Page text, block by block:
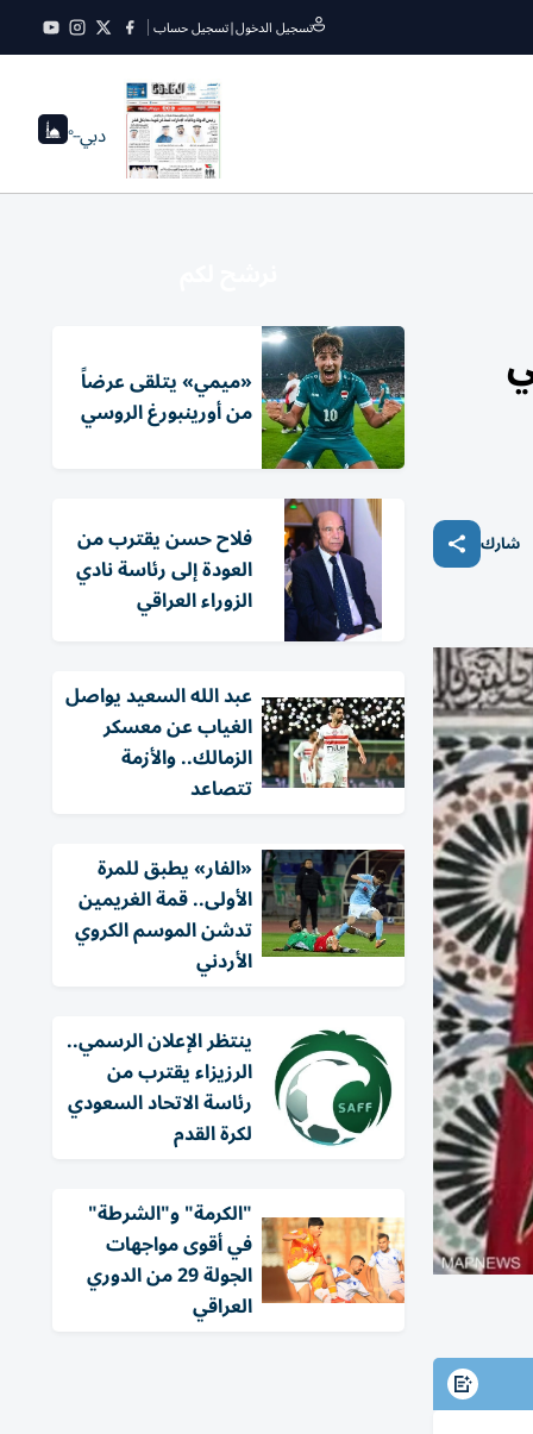
تسجيل الدخول|تسجيل حساب
دبي--°
شارك
«ميمي» يتلقى عرضاً
من أورينبورغ الروسي
فلاح حسن يقترب من
العودة إلى رئاسة نادي
الزوراء العراقي
عبد الله السعيد يواصل
الغياب عن معسكر
الزمالك.. والأزمة
تتصاعد
«الفار» يطبق للمرة
الأولى.. قمة الغريمين
تدشن الموسم الكروي
الأردني
ينتظر الإعلان الرسمي..
الرزيزاء يقترب من
رئاسة الاتحاد السعودي
لكرة القدم
"الكرمة" و"الشرطة"
في أقوى مواجهات
الجولة 29 من الدوري
العراقي